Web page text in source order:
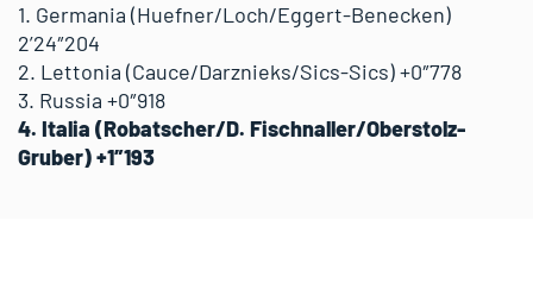
1. Germania (Huefner/Loch/Eggert-Benecken)
2’24″204
2. Lettonia (Cauce/Darznieks/Sics-Sics) +0″778
3. Russia +0″918
4. Italia (Robatscher/D. Fischnaller/Oberstolz-
Gruber) +1″193